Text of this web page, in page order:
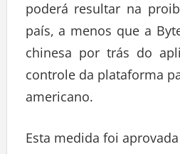
poderá resultar na
país, a menos que a
chinesa por trás do
controle da plataforma
americano.
Esta medida foi